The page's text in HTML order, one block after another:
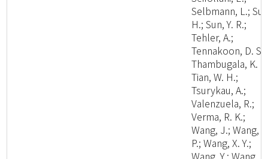
Selbmann, L.; Su,
H.; Sun, Y. R.;
Tehler, A.;
Tennakoon, D. S.;
Thambugala, K.
Tian, W. H.;
Tsurykau, A.;
Valenzuela, R.;
Verma, R. K.;
Wang, J.; Wang,
P.; Wang, X. Y.;
Wang, Y.; Wang,